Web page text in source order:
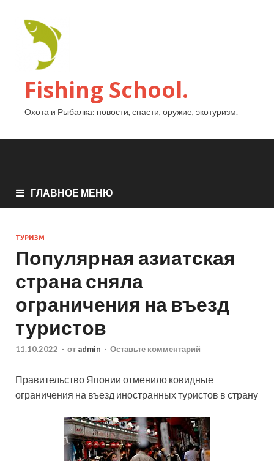
Fishing School.
Охота и Рыбалка: новости, снасти, оружие, экотуризм.
ГЛАВНОЕ МЕНЮ
ТУРИЗМ
Популярная азиатская
страна сняла
ограничения на въезд
туристов
11.10.2022 - от admin - Оставьте комментарий
Правительство Японии отменило ковидные
ограничения на въезд иностранных туристов в страну